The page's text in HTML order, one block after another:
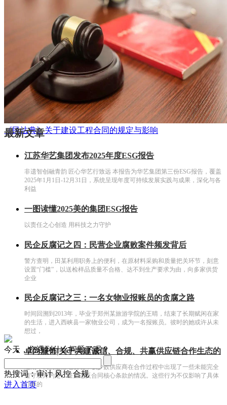
《民法典》关于建设工程合同的规定与影响
最新文章
江苏华艺集团发布2025年度ESG报告
非遗智创融青韵 匠心华艺行致远 本报告为华艺集团第三份ESG报告，覆盖
2025年1月1日-12月31日，系统呈现年度可持续发展实践与成果，深化与各
利益
一图读懂2025美的集团ESG报告
以责任之心创造 用科技之力守护
民企反腐记之四：民营企业腐败案件频发背后
警方查明，田某利用职务上的便利，在原材料采购和质量把关环节，刻意
设置“门槛”，以送检样品质量不合格、达不到生产要求为由，向多家供货
企业
民企反腐记之三：一名女物业报账员的贪腐之路
时间回溯到2013年，毕业于郑州某旅游学院的王晴，结束了长期赋闲在家
的生活，进入西峡县一家物业公司，成为一名报账员。彼时的她或许从未
想过，
卓尚服饰|关于共建诚信、合规、共赢供应链合作生态的
近期，我们遗憾地发现，极少数供应商在合作过程中出现了一些未能完全
遵守双方约定、甚至违反合同核心条款的情况。这些行为不仅影响了具体
订单的
今天，您遇到什么问题了呢？
热搜词：审计 风控 合规
进入首页